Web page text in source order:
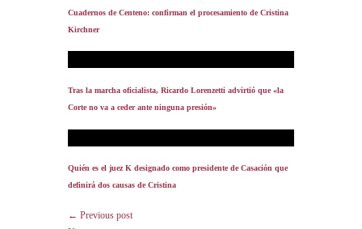
Cuadernos de Centeno: confirman el procesamiento de Cristina
Kirchner
Tras la marcha oficialista, Ricardo Lorenzetti advirtió que «la
Corte no va a ceder ante ninguna presión»
Quién es el juez K designado como presidente de Casación que
definirá dos causas de Cristina
← Previous post